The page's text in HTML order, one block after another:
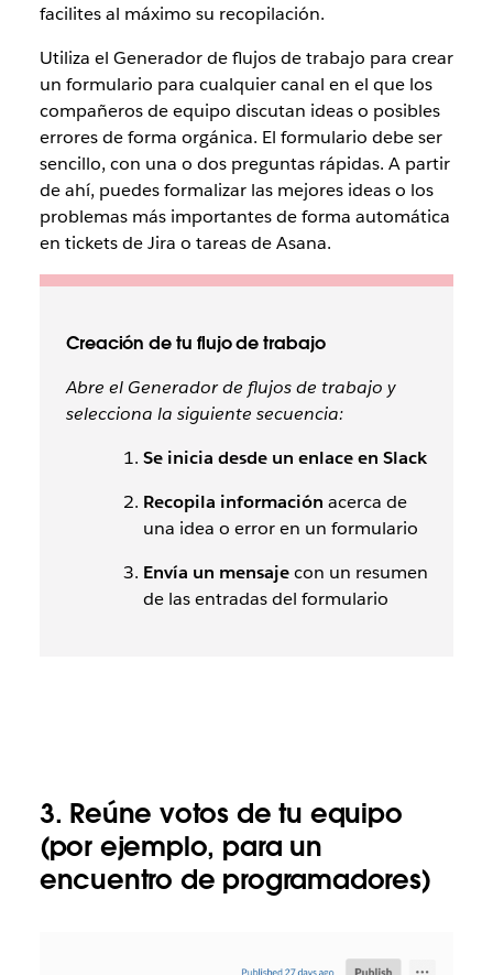
facilites al máximo su recopilación.
Utiliza el Generador de flujos de trabajo para crear
un formulario para cualquier canal en el que los
compañeros de equipo discutan ideas o posibles
errores de forma orgánica. El formulario debe ser
sencillo, con una o dos preguntas rápidas. A partir
de ahí, puedes formalizar las mejores ideas o los
problemas más importantes de forma automática
en tickets de Jira o tareas de Asana.
Creación de tu flujo de trabajo
Abre el Generador de flujos de trabajo y
selecciona la siguiente secuencia:
Se inicia desde un enlace en Slack
Recopila información acerca de
una idea o error en un formulario
Envía un mensajecon un resumen
de las entradas del formulario
3. Reúne votos de tu equipo
(por ejemplo, para un
encuentro de programadores)